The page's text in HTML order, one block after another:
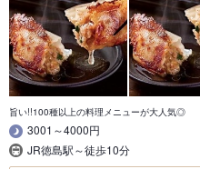
旨い!!100種以上の料理メニューが大人気◎
3001～4000円
JR徳島駅～徒歩10分